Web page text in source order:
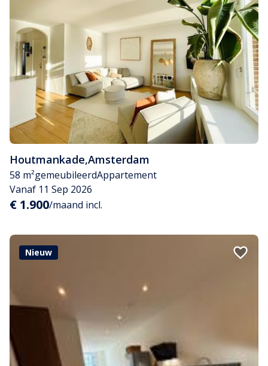
Houtmankade,Amsterdam
58 m²gemeubileerdAppartement
Vanaf 11 Sep 2026
€ 1.900/maand incl.
Nieuw